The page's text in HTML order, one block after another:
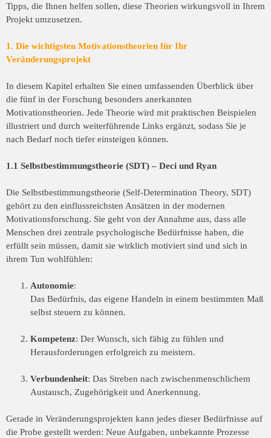
Tipps, die Ihnen helfen sollen, diese Theorien wirkungsvoll in Ihrem
Projekt umzusetzen.
1. Die wichtigsten Motivationstheorien für Ihr
Veränderungsprojekt
In diesem Kapitel erhalten Sie einen umfassenden Überblick über
die fünf in der Forschung besonders anerkannten
Motivationstheorien. Jede Theorie wird mit praktischen Beispielen
illustriert und durch weiterführende Links ergänzt, sodass Sie je
nach Bedarf noch tiefer einsteigen können.
1.1 Selbstbestimmungstheorie (SDT) – Deci und Ryan
Die Selbstbestimmungstheorie (Self-Determination Theory, SDT)
gehört zu den einflussreichsten Ansätzen in der modernen
Motivationsforschung. Sie geht von der Annahme aus, dass alle
Menschen drei zentrale psychologische Bedürfnisse haben, die
erfüllt sein müssen, damit sie wirklich motiviert sind und sich in
ihrem Tun wohlfühlen:
Autonomie:
Das Bedürfnis, das eigene Handeln in einem bestimmten Maß
selbst steuern zu können.
Kompetenz: Der Wunsch, sich fähig zu fühlen und
Herausforderungen erfolgreich zu meistern.
Verbundenheit: Das Streben nach zwischenmenschlichem
Austausch, Zugehörigkeit und Anerkennung.
Gerade in Veränderungsprojekten kann jedes dieser Bedürfnisse auf
die Probe gestellt werden: Neue Aufgaben, unbekannte Prozesse